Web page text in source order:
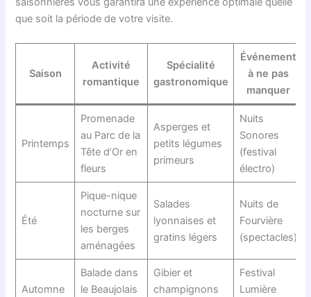
que soit la période de votre visite.
Saison
Activité
romantique
Spécialité
gastronomique
Événement
à ne pas
manquer
Printemps
Promenade
au Parc de la
Tête d’Or en
fleurs
Asperges et
petits légumes
primeurs
Nuits
Sonores
(festival
électro)
Été
Pique-nique
nocturne sur
les berges
aménagées
Salades
lyonnaises et
gratins légers
Nuits de
Fourvière
(spectacles)
Automne
Balade dans
le Beaujolais
Gibier et
champignons
Festival
Lumière